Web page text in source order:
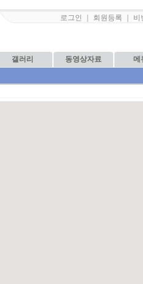
로그인 회원등록 비
갤러리 동영상자료
메